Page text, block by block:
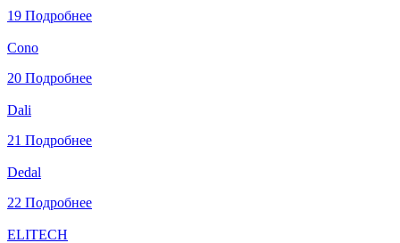
19 Подробнее
Cono
20 Подробнее
Dali
21 Подробнее
Dedal
22 Подробнее
ELITECH